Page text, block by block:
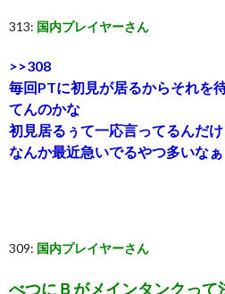
313: 国内プレイヤーさん
>>308
毎回PTに初見が居るからそれを
てんのかな
初見居るぅて一応言ってるんだ
なんか最近急いでるやつ多いなぁ
309: 国内プレイヤーさん
べつにＢがメインタンクって